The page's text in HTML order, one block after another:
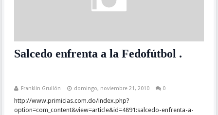
Salcedo enfrenta a la Fedofútbol .
Franklin Grullón domingo, noviembre 21, 2010 0
http://www.primicias.com.do/index.php?
option=com_content&view=article&id=4891:salcedo-enfrenta-a-